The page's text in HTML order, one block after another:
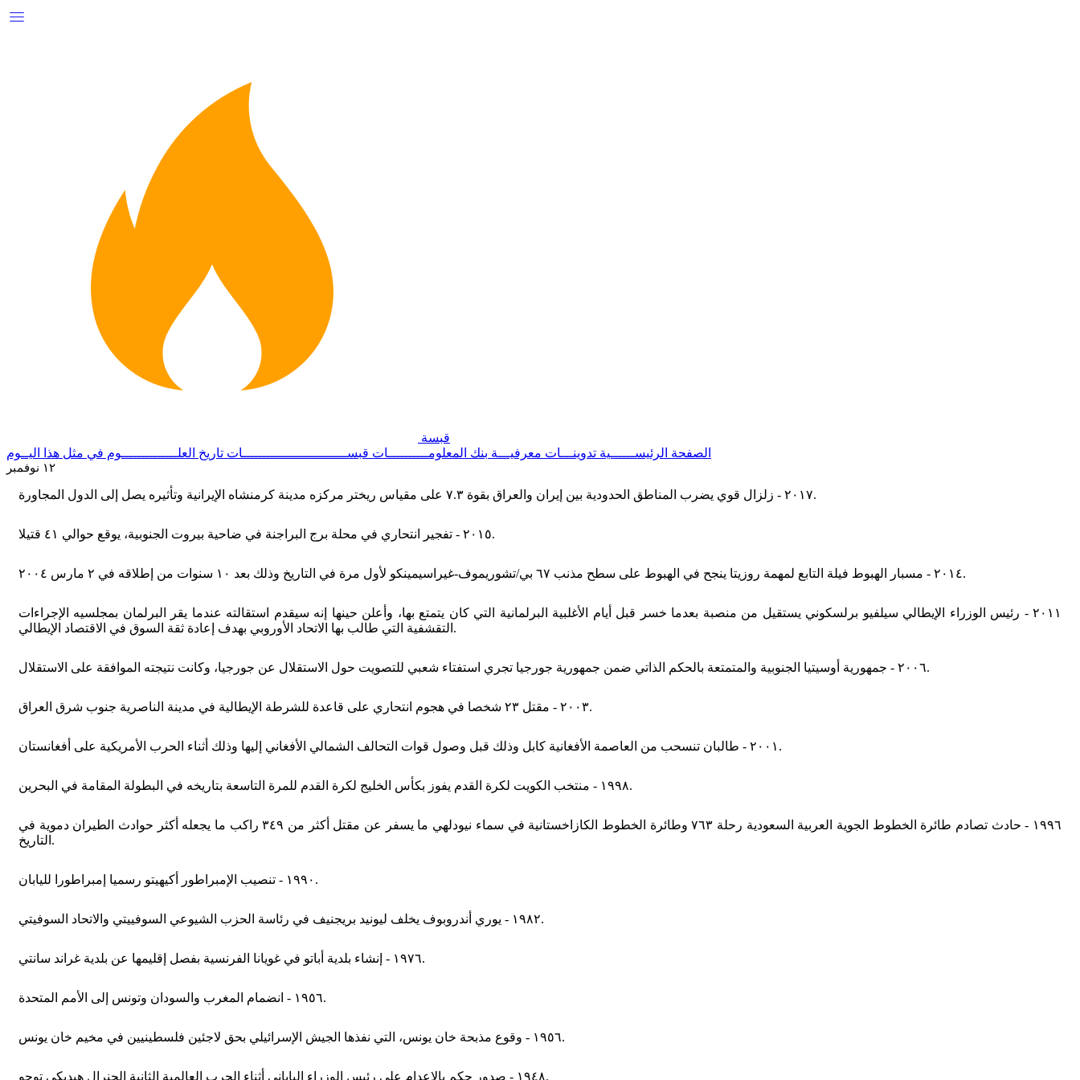
قبسة
الصفحة الرئيســــــية تدوينـــات معرفيـــة بنك المعلومــــــــــات قبســــــــــــــــــــــــــات تاريخ العلــــــــــــــوم في مثل هذا اليــوم
١٢ نوفمبر
٢٠١٧ - زلزال قوي يضرب المناطق الحدودية بين إيران والعراق بقوة ٧.٣ على مقياس ريختر مركزه مدينة كرمنشاه الإيرانية وتأثيره يصل إلى الدول المجاورة.
٢٠١٥ - تفجير انتحاري في محلة برج البراجنة في ضاحية بيروت الجنوبية، يوقع حوالي ٤١ قتيلا.
٢٠١٤ - مسبار الهبوط فيلة التابع لمهمة روزيتا ينجح في الهبوط على سطح مذنب ٦٧ بي/تشوريموف-غيراسيمينكو لأول مرة في التاريخ وذلك بعد ١٠ سنوات من إطلاقه في ٢ مارس ٢٠٠٤.
٢٠١١ - رئيس الوزراء الإيطالي سيلفيو برلسكوني يستقيل من منصبة بعدما خسر قبل أيام الأغلبية البرلمانية التي كان يتمتع بها، وأعلن حينها إنه سيقدم استقالته عندما يقر البرلمان بمجلسيه الإجراءات
التقشفية التي طالب بها الاتحاد الأوروبي بهدف إعادة ثقة السوق في الاقتصاد الإيطالي.
٢٠٠٦ - جمهورية أوسيتيا الجنوبية والمتمتعة بالحكم الذاتي ضمن جمهورية جورجيا تجري استفتاء شعبي للتصويت حول الاستقلال عن جورجيا، وكانت نتيجته الموافقة على الاستقلال.
٢٠٠٣ - مقتل ٢٣ شخصا في هجوم انتحاري على قاعدة للشرطة الإيطالية في مدينة الناصرية جنوب شرق العراق.
٢٠٠١ - طالبان تنسحب من العاصمة الأفغانية كابل وذلك قبل وصول قوات التحالف الشمالي الأفغاني إليها وذلك أثناء الحرب الأمريكية على أفغانستان.
١٩٩٨ - منتخب الكويت لكرة القدم يفوز بكأس الخليج لكرة القدم للمرة التاسعة بتاريخه في البطولة المقامة في البحرين.
١٩٩٦ - حادث تصادم طائرة الخطوط الجوية العربية السعودية رحلة ٧٦٣ وطائرة الخطوط الكازاخستانية في سماء نيودلهي ما يسفر عن مقتل أكثر من ٣٤٩ راكب ما يجعله أكثر حوادث الطيران دموية في
التاريخ.
١٩٩٠ - تنصيب الإمبراطور أكيهيتو رسميا إمبراطورا لليابان.
١٩٨٢ - يوري أندروبوف يخلف ليونيد بريجنيف في رئاسة الحزب الشيوعي السوفييتي والاتحاد السوفيتي.
١٩٧٦ - إنشاء بلدية أباتو في غويانا الفرنسية بفصل إقليمها عن بلدية غراند سانتي.
١٩٥٦ - انضمام المغرب والسودان وتونس إلى الأمم المتحدة.
١٩٥٦ - وقوع مذبحة خان يونس، التي نفذها الجيش الإسرائيلي بحق لاجئين فلسطينيين في مخيم خان يونس.
١٩٤٨ - صدور حكم بالإعدام على رئيس الوزراء الياباني أثناء الحرب العالمية الثانية الجنرال هيديكي توجو.